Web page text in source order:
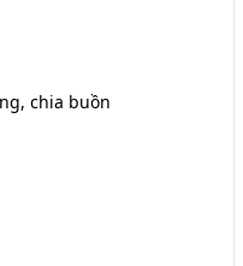
chia buồn